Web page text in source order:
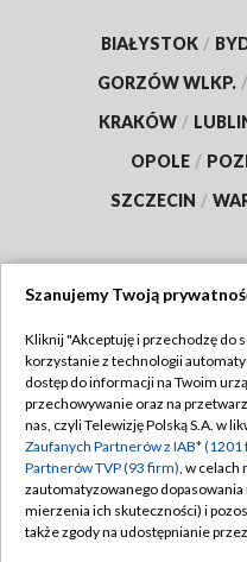
BIAŁYSTOK /
GORZÓW WLKP. /
KRAKÓW /
OPOLE /
SZCZECIN /
Abonament TVP
Emisja w TVP
Centrum informacji TVP
Naziemna Telewizja
Szanujemy Twoją
Kliknij "Akceptuję i przechodzę do
korzystanie z technologii
dostęp do informacji na Twoim
przechowywanie oraz na
nas, czyli Telewizję Polską S.A. w
Zaufanych Partnerów z IAB* (1201
Partnerów TVP (93 firm), w celach
zautomatyzowanego
mierzenia ich skuteczności) i
także zgody na udostępnianie